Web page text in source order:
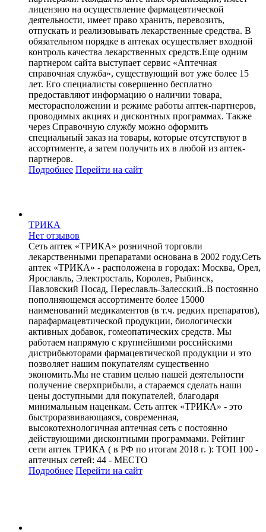
лицензию на осуществление фармацевтической
деятельности, имеет право хранить, перевозить,
отпускать и реализовывать лекарственные средства. В
обязательном порядке в аптеках осуществляет входной
контроль качества лекарственных средств.Еще одним
партнером сайта выступает сервис «Аптечная
справочная служба», существующий вот уже более 15
лет. Его специалисты совершенно бесплатно
предоставляют информацию о наличии товара,
месторасположении и режиме работы аптек-партнеров,
проводимых акциях и дисконтных программах. Также
через Справочную службу можно оформить
специальный заказ на товары, которые отсутствуют в
ассортименте, а затем получить их в любой из аптек-
партнеров.
Подробнее Перейти на сайт
ТРИКА
Нет отзывов
Сеть аптек «ТРИКА» розничной торговли
лекарственными препаратами основана в 2002 году.Сеть
аптек «ТРИКА» - расположена в городах: Москва, Орел,
Ярославль, Электросталь, Королев, Рыбинск,
Павловский Посад, Переславль-Залесский..В постоянно
пополняющемся ассортименте более 15000
наименований медикаментов (в т.ч. редких препаратов),
парафармацевтической продукции, биологически
активных добавок, гомеопатических средств. Мы
работаем напрямую с крупнейшими российскими
дистрибьюторами фармацевтической продукции и это
позволяет нашим покупателям существенно
экономить.Мы не ставим целью нашей деятельности
получение сверхприбыли, а стараемся сделать наши
цены доступными для покупателей, благодаря
минимальным наценкам. Сеть аптек «ТРИКА» - это
быстроразвивающаяся, современная,
высокотехнологичная аптечная сеть с постоянно
действующими дисконтными программами. Рейтинг
сети аптек ТРИКА ( в РФ по итогам 2018 г. ): ТОП 100 -
аптечных сетей: 44 - МЕСТО
Подробнее Перейти на сайт